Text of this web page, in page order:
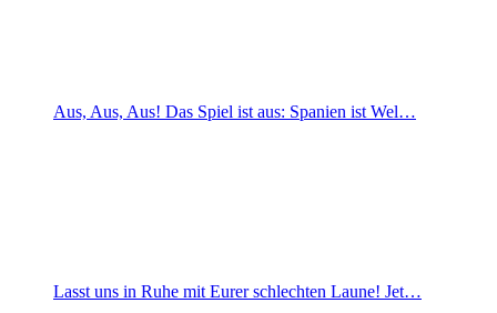
Aus, Aus, Aus! Das Spiel ist aus: Spanien ist Wel…
Lasst uns in Ruhe mit Eurer schlechten Laune! Jet…